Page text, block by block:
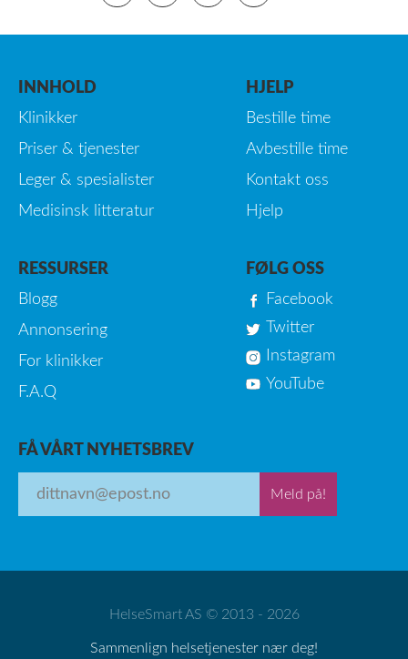
INNHOLD
Klinikker
Priser & tjenester
Leger & spesialister
Medisinsk litteratur
HJELP
Bestille time
Avbestille time
Kontakt oss
Hjelp
RESSURSER
Blogg
Annonsering
For klinikker
F.A.Q
FØLG OSS
Facebook
Twitter
Instagram
YouTube
FÅ VÅRT NYHETSBREV
Meld på!
HelseSmart AS © 2013 - 2026
Sammenlign helsetjenester nær deg!